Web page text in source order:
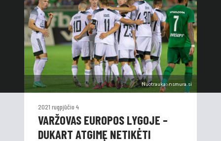
Nuotrauka: nsmura.si
2021 rugpjūčio 4
VARŽOVAS EUROPOS LYGOJE –
DUKART ATGIMĘ NETIKĖTI